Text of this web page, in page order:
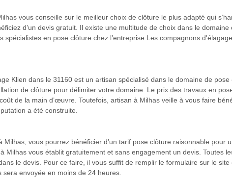
vous conseille sur le meilleur choix de clôture le plus adapté qui
d’un devis gratuit. Il existe une multitude de choix dans le
en pose clôture chez l’entreprise Les compagnons
Klien dans le 31160 est un artisan spécialisé dans le domaine de
de clôture pour délimiter votre domaine. Le prix des travaux en
de la main d’œuvre. Toutefois, artisan à Milhas veille à vous faire
a été construite.
Milhas, vous pourrez bénéficier d’un tarif pose clôture raisonnable pour
Milhas vous établit gratuitement et sans engagement un devis. Toutes
le devis. Pour ce faire, il vous suffit de remplir le formulaire sur le
envoyée en moins de 24 heures.